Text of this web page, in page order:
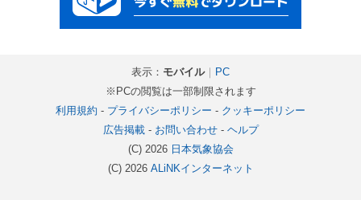
表示： モバイル｜ PC
※PCの閲覧は一部制限されます
利用規約 - プライバシーポリシー - クッキーポリシー
広告掲載- お問い合わせ- ヘルプ
(C) 2026 日本気象協会
(C) 2026 ALiNKインターネット